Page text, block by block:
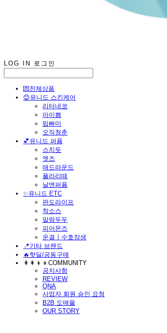
LOG IN 로그인
💌전체상품
😊유니드 스킨케어
리터네코
아이쁨
립빠미
오직청춘
💕유니드 퍼퓸
스치듯
엣즈
매드라운드
플라리떼
날엔퍼퓸
​✨유니드 ETC
판도라이프
착소스
말랑두두
피어몬즈
운결ㅣ수호장생
📍기타 브랜드
🔥핫딜/공동구매
👩‍👩‍👦‍👦COMMUNITY
공지사항
REVIEW
QNA
사업자 회원 승인 요청
B2B 도매몰
OUR STORY